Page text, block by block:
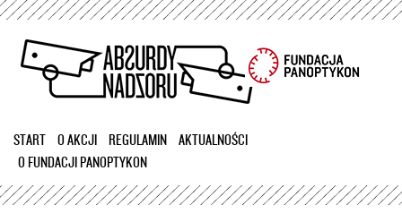
Przejdź
treści
START O AKCJI REGULAMIN
AKTUALNOŚCI
O FUNDACJI PANOPTYKON